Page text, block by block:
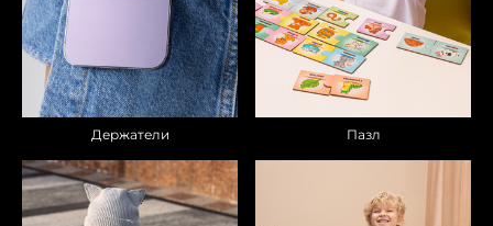
Держатели Пазл